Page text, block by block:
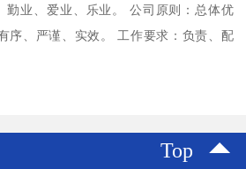
勤业、爱业、乐业。 公司原则：总体优
序、严谨、实效。 工作要求：负责、配
Top